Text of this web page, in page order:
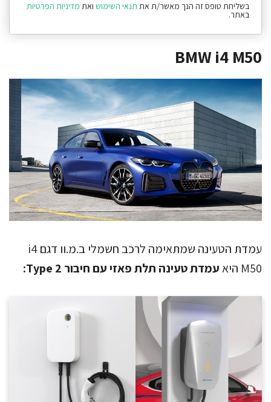
בשליחת טופס זה הנך מאשר/ת את תנאי השימוש ואת מדיניות הפרטיות
באתר.
BMW i4 M50
עמדת הטעינה שמתאימה לרכב חשמלי ב.מ.וו דגם i4
M50 היא
עמדת טעינה תלת פאזי עם חיבור Type 2: